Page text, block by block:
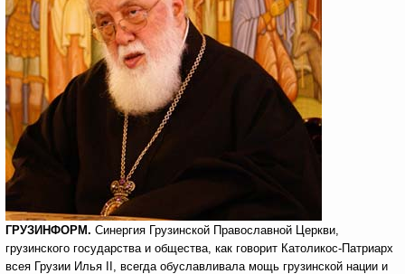
ГРУЗИНФОРМ. Синергия Грузинской Православной Церкви,
грузинского государства и общества, как говорит Католикос-Патриарх
всея Грузии Илья II, всегда обуславливала мощь грузинской нации и